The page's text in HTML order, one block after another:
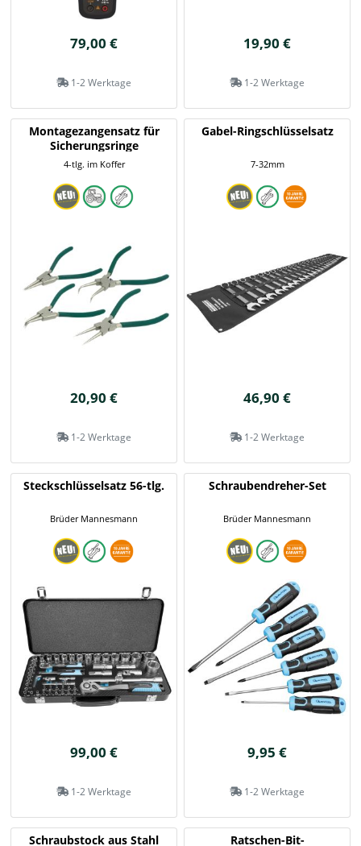
79,00 €
1-2 Werktage
19,90 €
1-2 Werktage
Montagezangensatz für
Sicherungsringe
4-tlg. im Koffer
20,90 €
1-2 Werktage
Gabel-Ringschlüsselsatz
7-32mm
46,90 €
1-2 Werktage
Steckschlüsselsatz 56-tlg.
Brüder Mannesmann
99,00 €
1-2 Werktage
Schraubendreher-Set
Brüder Mannesmann
9,95 €
1-2 Werktage
Schraubstock aus Stahl
Ratschen-Bit-